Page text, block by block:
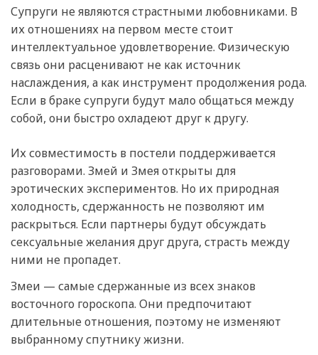
Супруги не являются страстными любовниками. В
их отношениях на первом месте стоит
интеллектуальное удовлетворение. Физическую
связь они расценивают не как источник
наслаждения, а как инструмент продолжения рода.
Если в браке супруги будут мало общаться между
собой, они быстро охладеют друг к другу.
Их совместимость в постели поддерживается
разговорами. Змей и Змея открыты для
эротических экспериментов. Но их природная
холодность, сдержанность не позволяют им
раскрыться. Если партнеры будут обсуждать
сексуальные желания друг друга, страсть между
ними не пропадет.
Змеи — самые сдержанные из всех знаков
восточного гороскопа. Они предпочитают
длительные отношения, поэтому не изменяют
выбранному спутнику жизни.